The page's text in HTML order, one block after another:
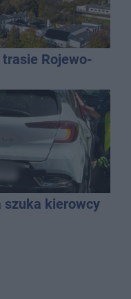
Rojewo-
szuka kierowcy